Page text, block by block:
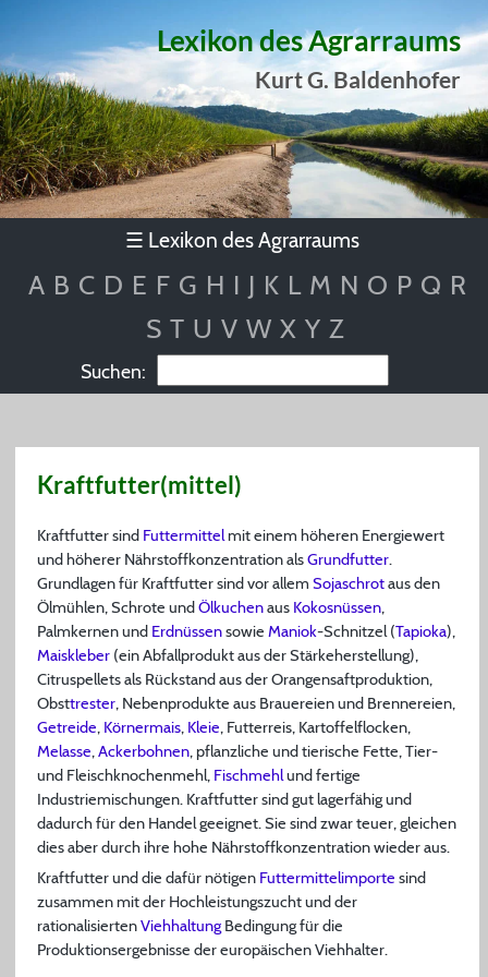
Lexikon des Agrarraums
Kurt G. Baldenhofer
☰ Lexikon des Agrarraums
A B C D E F G H I J K L M N O P Q R
S T U V W X Y Z
Suchen:
Kraftfutter(mittel)
Kraftfutter sind Futtermittelmit einem höheren Energiewert
und höherer Nährstoffkonzentration alsGrundfutter.
Grundlagen für Kraftfutter sind vor allem Sojaschrotaus den
Ölmühlen, Schrote undÖlkuchenaus Kokosnüssen,
Palmkernen und Erdnüssensowie Maniok-Schnitzel (Tapioka),
Maiskleber (ein Abfallprodukt aus der Stärkeherstellung),
Citruspellets als Rückstand aus der Orangensaftproduktion,
Obsttrester, Nebenprodukte aus Brauereien und Brennereien,
Getreide, Körnermais, Kleie, Futterreis, Kartoffelflocken,
Melasse, Ackerbohnen, pflanzliche und tierische Fette, Tier-
und Fleischknochenmehl, Fischmehlund fertige
Industriemischungen. Kraftfutter sind gut lagerfähig und
dadurch für den Handel geeignet. Sie sind zwar teuer, gleichen
dies aber durch ihre hohe Nährstoffkonzentration wieder aus.
Kraftfutter und die dafür nötigen Futtermittelimporte sind
zusammen mit der Hochleistungszucht und der
rationalisiertenViehhaltung Bedingung für die
Produktionsergebnisse der europäischen Viehhalter.